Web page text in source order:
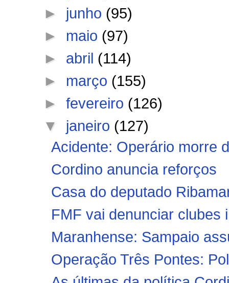
► junho (95)
► maio (97)
► abril (114)
► março (155)
►fevereiro (126)
▼ janeiro (127)
Acidente: Operário morre
Cordino anuncia reforços
Casa do deputado
FMF vai denunciar clubes
Maranhense: Sampaio
Operação Três Pontes: